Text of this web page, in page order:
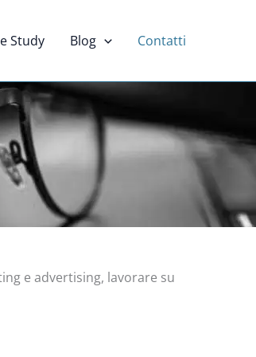
Study Blog Contatti
e advertising, lavorare su